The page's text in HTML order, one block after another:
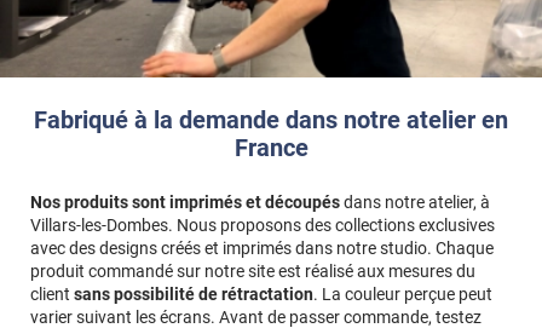
Fabriqué à la demande dans notre atelier en
France
Nos produits sont imprimés et découpésdans notre atelier, à
Villars-les-Dombes. Nous proposons des collections exclusives
avec des designs créés et imprimés dans notre studio. Chaque
produit commandé sur notre site est réalisé aux mesures du
client sans possibilité de rétractation. La couleur perçue peut
varier suivant les écrans. Avant de passer commande, testez